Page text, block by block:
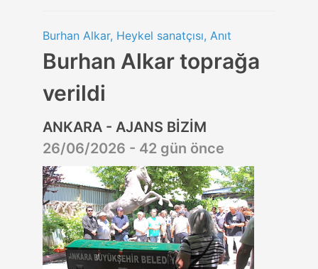
Burhan Alkar, Heykel sanatçısı, Anıt
Burhan Alkar toprağa
verildi
ANKARA - AJANS BİZİM
26/06/2026 - 42 gün önce